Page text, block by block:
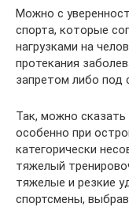
Можно с
спорта, которые
нагрузками на
протекания
запретом либо под
Так, можно
особенно при
категорически
тяжелый
тяжелые и резкие
спортсмены,